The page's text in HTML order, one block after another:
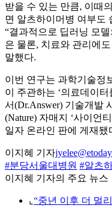
받을 수 있는 만큼, 이때
면 알츠하이머병 여부도
“결과적으로 딥러닝 모
은 물론, 치료와 관리에
말했다.
이번 연구는 과학기술정
이 주관하는 ‘의료데이
서(Dr.Answer) 기술개발
(Nature) 자매지 ‘사이언
일자 온라인 판에 게재됐
이지혜 기자
#분당서울대병원 #알츠
이지혜 기자의 주요 뉴스
⌞ “중년 이후 더 멀